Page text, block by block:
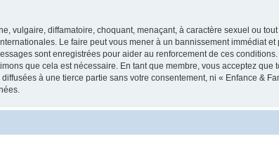
vulgaire, diffamatoire, choquant, menaçant, à caractère sexuel ou
Le faire peut vous mener à un bannissement immédiat
sont enregistrées pour aider au renforcement de ces
que cela est nécessaire. En tant que membre, vous acceptez
à une tierce partie sans votre consentement, ni « Enfance &